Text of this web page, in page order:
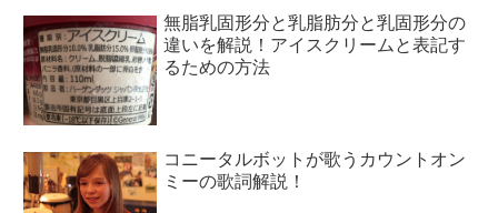
無脂乳固形分と乳脂肪分と乳固形分の
違いを解説！アイスクリームと表記す
るための方法
コニータルボットが歌うカウントオン
ミーの歌詞解説！